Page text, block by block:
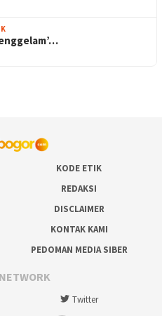
KODE ETIK
REDAKSI
DISCLAIMER
KONTAK KAMI
PEDOMAN MEDIA SIBER
Twitter